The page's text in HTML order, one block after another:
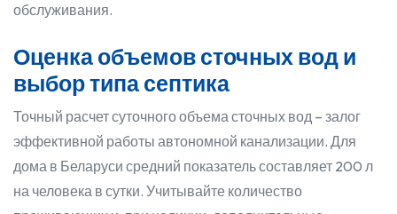
обслуживания.
Оценка объемов сточных вод и
выбор типа септика
Точный расчет суточного объема сточных вод – залог
эффективной работы автономной канализации. Для
дома в Беларуси средний показатель составляет 200 л
на человека в сутки. Учитывайте количество